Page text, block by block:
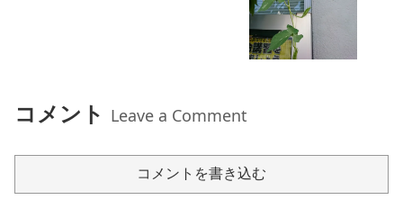
コメント Leave a Comment
コメントを書き込む